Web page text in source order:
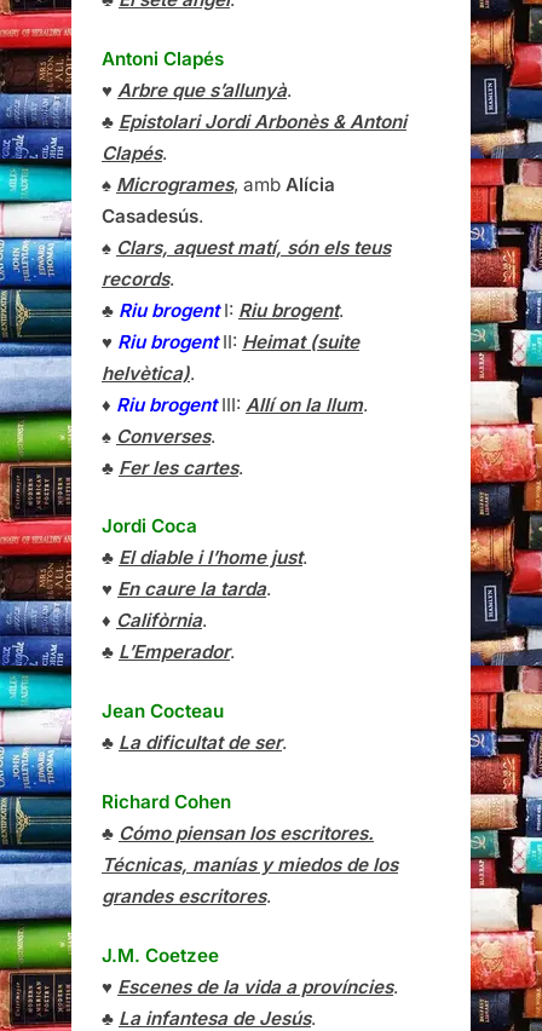
Antoni Clapés
♥ Arbre que s’allunyà.
♣ Epistolari Jordi Arbonès & Antoni
Clapés.
♠ Microgrames, amb Alícia
Casadesús.
♠ Clars, aquest matí, són els teus
records.
♣ Riu brogentI: Riu brogent.
♥ Riu brogentII: Heimat (suite
helvètica).
♦ Riu brogentIII: Allí on la llum.
♠ Converses.
♣ Fer les cartes.
Jordi Coca
♣ El diable i l’home just.
♥ En caure la tarda.
♦ Califòrnia.
♣ L’Emperador.
Jean Cocteau
♣ La dificultat de ser.
Richard Cohen
♣ Cómo piensan los escritores.
Técnicas, manías y miedos de los
grandes escritores.
J.M. Coetzee
♥ Escenes de la vida a províncies.
♣ La infantesa de Jesús.